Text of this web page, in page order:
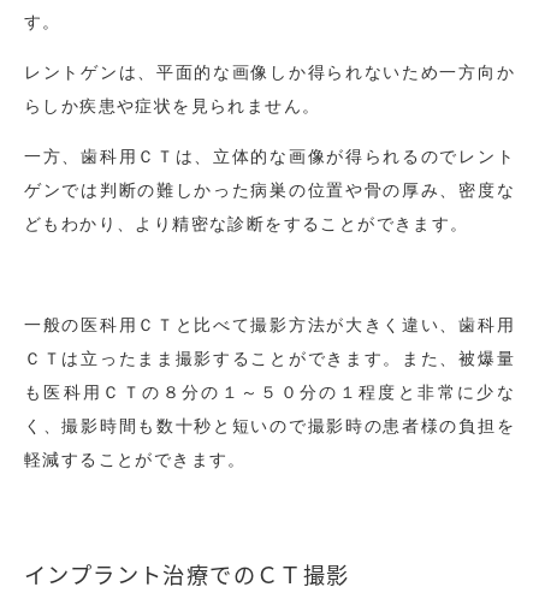
す。
レントゲンは、平面的な画像しか得られないため一方向か
らしか疾患や症状を見られません。
一方、歯科用ＣＴは、立体的な画像が得られるのでレント
ゲンでは判断の難しかった病巣の位置や骨の厚み、密度な
どもわかり、より精密な診断をすることができます。
一般の医科用ＣＴと比べて撮影方法が大きく違い、歯科用
ＣＴは立ったまま撮影することができます。また、被爆量
も医科用ＣＴの８分の１～５０分の１程度と非常に少な
く、撮影時間も数十秒と短いので撮影時の患者様の負担を
軽減することができます。
インプラント治療でのＣＴ撮影